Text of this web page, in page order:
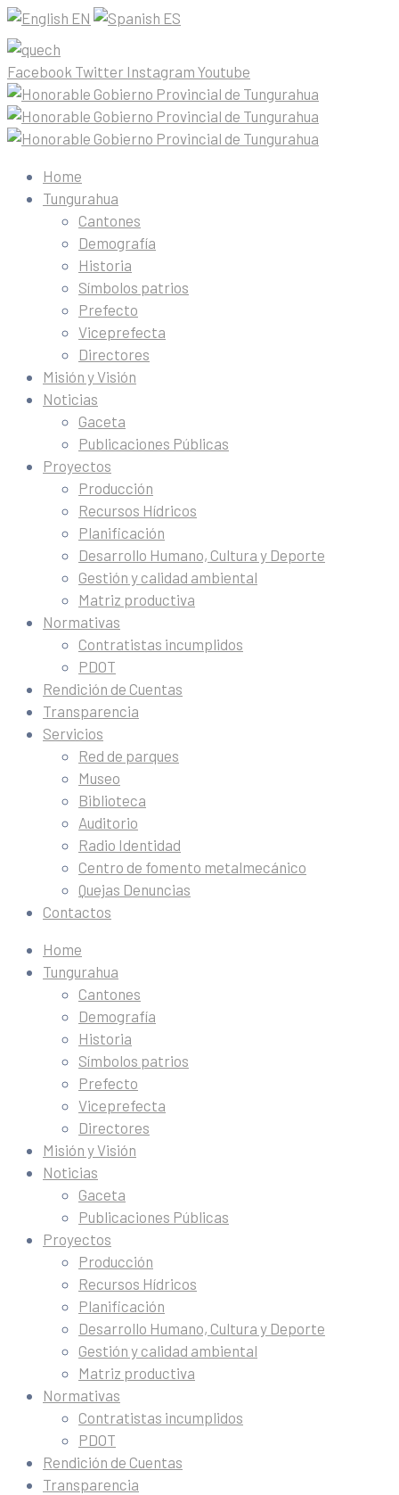
EN ES
Facebook Twitter Instagram Youtube
Home
Tungurahua
Cantones
Demografía
Historia
Símbolos patrios
Prefecto
Viceprefecta
Directores
Misión y Visión
Noticias
Gaceta
Publicaciones Públicas
Proyectos
Producción
Recursos Hídricos
Planificación
Desarrollo Humano, Cultura y Deporte
Gestión y calidad ambiental
Matriz productiva
Normativas
Contratistas incumplidos
PDOT
Rendición de Cuentas
Transparencia
Servicios
Red de parques
Museo
Biblioteca
Auditorio
Radio Identidad
Centro de fomento metalmecánico
Quejas Denuncias
Contactos
Home
Tungurahua
Cantones
Demografía
Historia
Símbolos patrios
Prefecto
Viceprefecta
Directores
Misión y Visión
Noticias
Gaceta
Publicaciones Públicas
Proyectos
Producción
Recursos Hídricos
Planificación
Desarrollo Humano, Cultura y Deporte
Gestión y calidad ambiental
Matriz productiva
Normativas
Contratistas incumplidos
PDOT
Rendición de Cuentas
Transparencia